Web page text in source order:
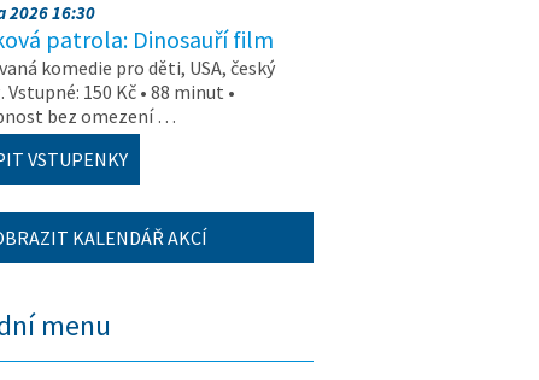
2026 16:30
patrola: Dinosauří film
komedie pro děti, USA, český
Vstupné: 150 Kč • 88 minut •
bez omezení …
VSTUPENKY
KALENDÁŘ AKCÍ
menu